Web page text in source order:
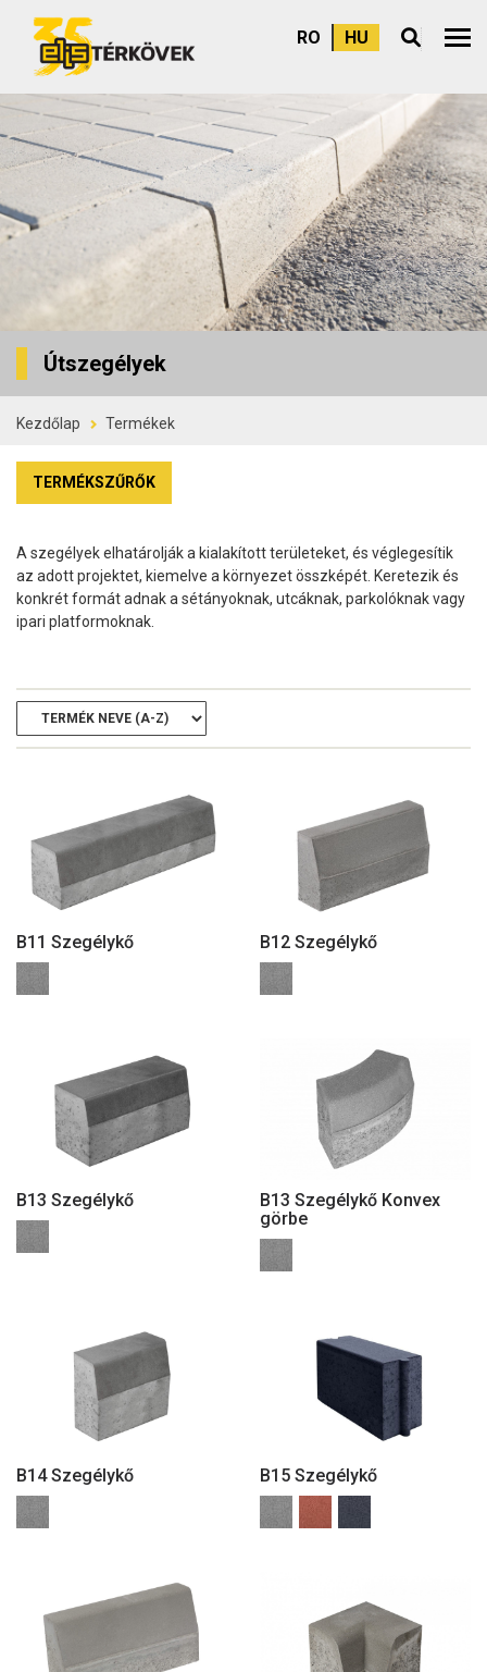
RO HU
Útszegélyek
Kezdőlap Termékek
TERMÉKSZŰRŐK
A szegélyek elhatárolják a kialakított területeket, és véglegesítik
az adott projektet, kiemelve a környezet összképét. Keretezik és
konkrét formát adnak a sétányoknak, utcáknak, parkolóknak vagy
ipari platformoknak.
B11 Szegélykő B12 Szegélykő
B13 Szegélykő
B13 Szegélykő Konvex
görbe
B14 Szegélykő B15 Szegélykő